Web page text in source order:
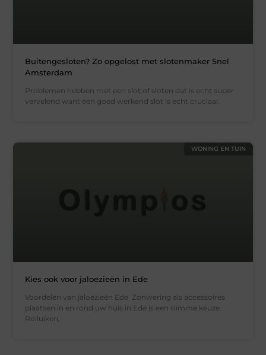
Buitengesloten? Zo opgelost met slotenmaker Snel
Amsterdam
Problemen hebben met een slot of sloten dat is echt super
vervelend want een goed werkend slot is echt cruciaal.
WONING EN TUIN
Kies ook voor jaloezieën in Ede
Voordelen van jaloezieën Ede Zonwering als accessoires
plaatsen in en rond uw huis in Ede is een slimme keuze.
Rolluiken,